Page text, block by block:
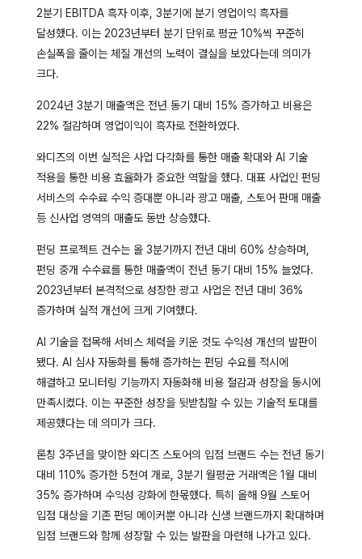
2분기 EBITDA 흑자 이후, 3분기에 분기 영업이익 흑자를
달성했다. 이는 2023년부터 분기 단위로 평균 10%씩 꾸준히
손실폭을 줄이는 체질 개선의 노력이 결실을 보았다는데 의미가
크다.
2024년 3분기 매출액은 전년 동기 대비 15% 증가하고 비용은
22% 절감하며 영업이익이 흑자로 전환하였다.
와디즈의 이번 실적은 사업 다각화를 통한 매출 확대와 AI 기술
적용을 통한 비용 효율화가 중요한 역할을 했다. 대표 사업인 펀딩
서비스의 수수료 수익 증대뿐 아니라 광고 매출, 스토어 판매 매출
등 신사업 영역의 매출도 동반 상승했다.
펀딩 프로젝트 건수는 올 3분기까지 전년 대비 60% 상승하며,
펀딩 중개 수수료를 통한 매출액이 전년 동기 대비 15% 늘었다.
2023년부터 본격적으로 성장한 광고 사업은 전년 대비 36%
증가하며 실적 개선에 크게 기여했다.
AI 기술을 접목해 서비스 체력을 키운 것도 수익성 개선의 발판이
됐다. AI 심사 자동화를 통해 증가하는 펀딩 수요를 적시에
해결하고 모니터링 기능까지 자동화해 비용 절감과 성장을 동시에
만족시켰다. 이는 꾸준한 성장을 뒷받침할 수 있는 기술적 토대를
제공했다는 데 의미가 크다.
론칭 3주년을 맞이한 와디즈 스토어의 입점 브랜드 수는 전년 동기
대비 110% 증가한 5천여 개로, 3분기 월평균 거래액은 1월 대비
35% 증가하며 수익성 강화에 한몫했다. 특히 올해 9월 스토어
입점 대상을 기존 펀딩 메이커뿐 아니라 신생 브랜드까지 확대하며
입점 브랜드와 함께 성장할 수 있는 발판을 마련해 나가고 있다.